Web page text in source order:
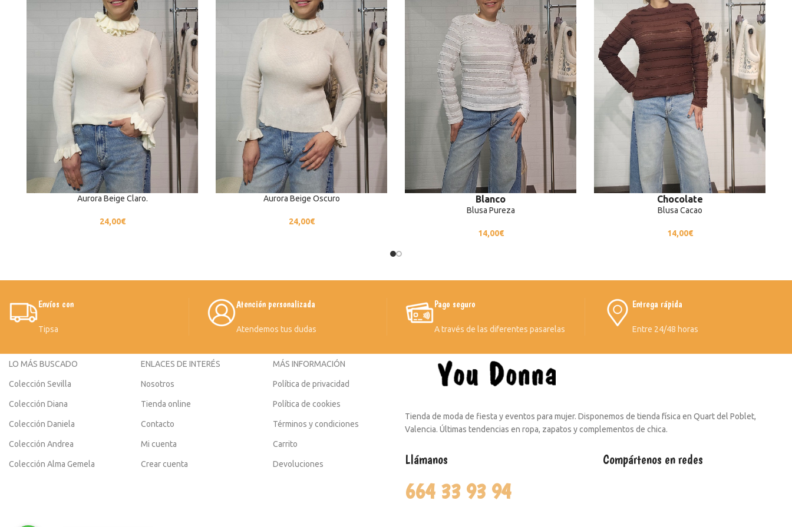
Aurora Beige Claro.
24,00€
Aurora Beige Oscuro
24,00€
Blanco
Blusa Pureza
14,00€
Chocolate
Blusa Cacao
14,00€
Envíos con
Tipsa
Atención personalizada
Atendemos tus dudas
Pago seguro
A través de las diferentes pasarelas
Entrega rápida
Entre 24/48 horas
LO MÁS BUSCADO
Colección Sevilla
Colección Diana
Colección Daniela
Colección Andrea
Colección Alma Gemela
ENLACES DE INTERÉS
Nosotros
Tienda online
Contacto
Mi cuenta
Crear cuenta
MÁS INFORMACIÓN
Política de privacidad
Política de cookies
Términos y condiciones
Carrito
Devoluciones
Tienda de moda de fiesta y eventos para mujer. Disponemos de tienda física en Quart del Poblet,
Valencia. Últimas tendencias en ropa, zapatos y complementos de chica.
Llámanos
664 33 93 94
Compártenos en redes